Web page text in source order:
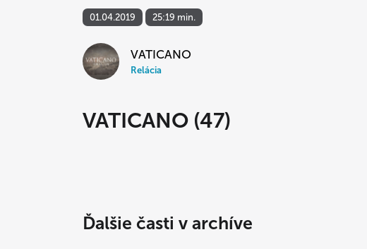
01.04.2019 25:19 min.
VATICANO
Relácia
VATICANO (47)
Ďalšie časti v archíve